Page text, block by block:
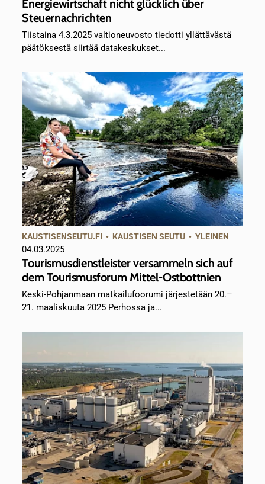
Energiewirtschaft nicht glücklich über
Steuernachrichten
Tiistaina 4.3.2025 valtioneuvosto tiedotti yllättävästä
päätöksestä siirtää datakeskukset...
KAUSTISENSEUTU.FI • KAUSTISEN SEUTU •YLEINEN
04.03.2025
Tourismusdienstleister versammeln sich auf
dem Tourismusforum Mittel-Ostbottnien
Keski-Pohjanmaan matkailufoorumi järjestetään 20.–
21. maaliskuuta 2025 Perhossa ja...